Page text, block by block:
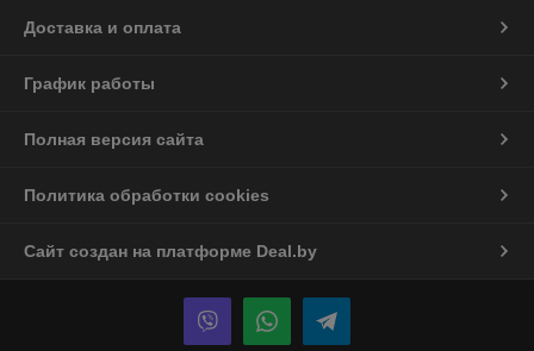
Доставка и оплата
График работы
Полная версия сайта
Политика обработки cookies
Сайт создан на платформе Deal.by